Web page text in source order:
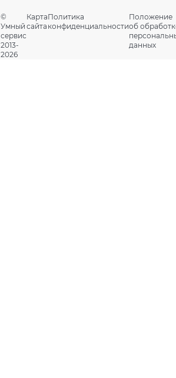
©
Умный
сервис
2013-
2026
Карта
сайта
Политика
конфиденциальности
Положение
об
данных